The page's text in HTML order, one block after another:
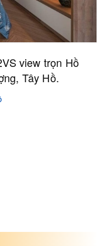
view trọn Hồ
Tây Hồ.